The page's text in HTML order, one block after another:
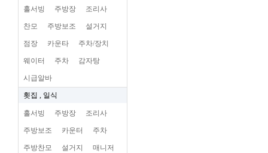
홀서빙 주방장 조리사
찬모 주방보조 설거지
점장 카운타 주차/장치
웨이터 주차 감자탕
시급알바
횟집 , 일식
홀서빙 주방장 조리사
주방보조 카운터 주차
주방찬모 설거지 매니저